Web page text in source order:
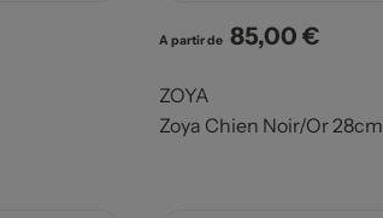
A partir de Prix
85,00 €
ZOYA
Zoya Chien Noir/Or 28cm